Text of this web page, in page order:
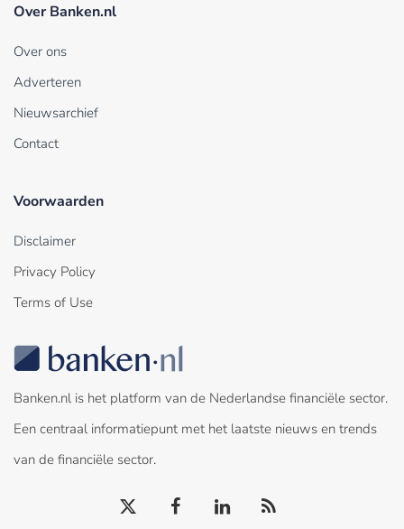
Over Banken.nl
Over ons
Adverteren
Nieuwsarchief
Contact
Voorwaarden
Disclaimer
Privacy Policy
Terms of Use
Banken.nl is het platform van de Nederlandse financiële sector.
Een centraal informatiepunt met het laatste nieuws en trends
van de financiële sector.